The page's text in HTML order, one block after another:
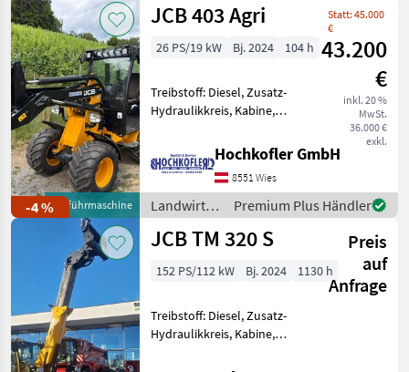
Kategorie 2 Land Filter
AKTUELLER
PFAD
Jcb
150x
KATEGORIE
WÄHLEN
Bautechnik
464
Landtechnik
370
Sonstiges
23
Forsttechnik
13
Zurücksetzen
Ergebnisse
anzeigen
-4 %Vorführmaschine
JCB 403 Agri
Statt: 45.000
€
43.200
€
inkl. 20 %
MwSt.
36.000 €
exkl.
26 PS/19 kW Bj. 2024 104 h
Treibstoff: Diesel, Zusatz-
Hydraulikkreis, Kabine,
hydr. Geräteverriegelung
JCB 403 Agri Vorführer
(oder auch Neu erhältlich) -
Kabine inkl. Hei
Hochkofler GmbH
8551 Wies
Landwirtsch.
Motorfahrzeuge
/ JCB
Premium Plus Händler
JCB TM 320 S
Preis
auf
Anfrage
152 PS/112 kW Bj. 2024 1130 h
Treibstoff: Diesel, Zusatz-
Hydraulikkreis, Kabine,